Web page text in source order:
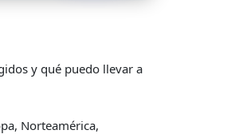
y qué puedo llevar a
Norteamérica,